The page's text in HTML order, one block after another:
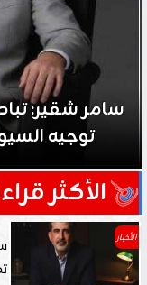
سامر شقير:
توجيه
الأكثر
الأخبار